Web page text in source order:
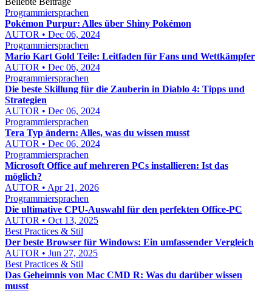
Programmiersprachen
Pokémon Purpur: Alles über Shiny Pokémon
AUTOR • Dec 06, 2024
Programmiersprachen
Mario Kart Gold Teile: Leitfaden für Fans und Wettkämpfer
AUTOR • Dec 06, 2024
Programmiersprachen
Die beste Skillung für die Zauberin in Diablo 4: Tipps und
Strategien
AUTOR • Dec 06, 2024
Programmiersprachen
Tera Typ ändern: Alles, was du wissen musst
AUTOR • Dec 06, 2024
Programmiersprachen
Microsoft Office auf mehreren PCs installieren: Ist das
möglich?
AUTOR • Apr 21, 2026
Programmiersprachen
Die ultimative CPU-Auswahl für den perfekten Office-PC
AUTOR • Oct 13, 2025
Best Practices & Stil
Der beste Browser für Windows: Ein umfassender Vergleich
AUTOR • Jun 27, 2025
Best Practices & Stil
Das Geheimnis von Mac CMD R: Was du darüber wissen
musst